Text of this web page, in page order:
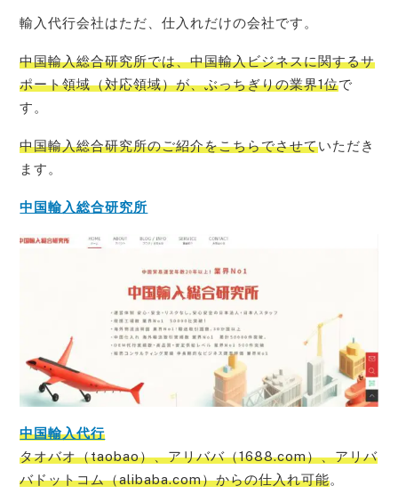
輸入代行会社はただ、仕入れだけの会社です。
中国輸入総合研究所では、中国輸入ビジネスに関するサ
ポート領域（対応領域）が、ぶっちぎりの業界1位で
す。
中国輸入総合研究所のご紹介をこちらでさせていただき
ます。
中国輸入総合研究所
中国輸入代行
タオバオ（taobao）、アリババ（1688.com）、アリバ
バドットコム（alibaba.com）からの仕入れ可能。